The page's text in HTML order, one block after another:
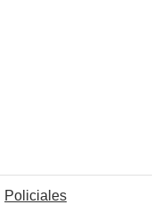
Policiales